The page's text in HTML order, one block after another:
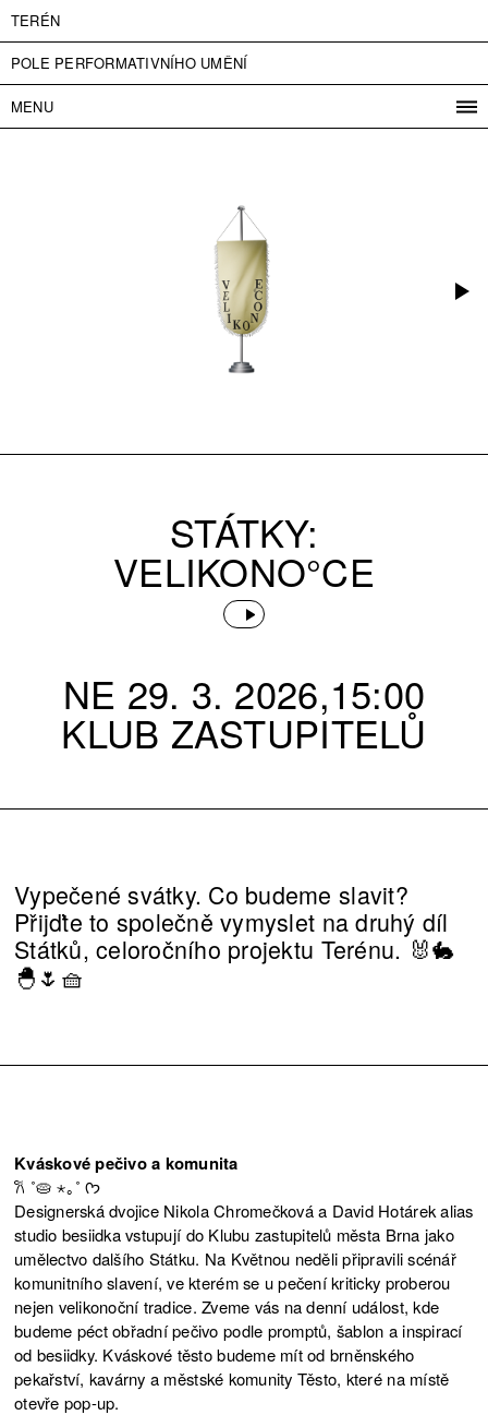
TERÉN
POLE PERFORMATIVNÍHO UMĚNÍ
MENU
STÁTKY:
VELIKONO°CE
NE 29. 3. 2026,15:00
KLUB ZASTUPITELŮ
Vypečené svátky. Co budeme slavit?
Přijďte to společně vymyslet na druhý díl
Státků, celoročního projektu Terénu. 🐰🐇
🐣🌷🧺
Kváskové pečivo a komunita
𐙚 ˚🥧 ⋆｡˚ ᡣ𐭩
Designerská dvojice Nikola Chromečková a David Hotárek alias
studio besiidka vstupují do Klubu zastupitelů města Brna jako
umělectvo dalšího Státku. Na Květnou neděli připravili scénář
komunitního slavení, ve kterém se u pečení kriticky proberou
nejen velikonoční tradice. Zveme vás na denní událost, kde
budeme péct obřadní pečivo podle promptů, šablon a inspirací
od besiidky. Kváskové těsto budeme mít od brněnského
pekařství, kavárny a městské komunity Těsto, které na místě
otevře pop-up.